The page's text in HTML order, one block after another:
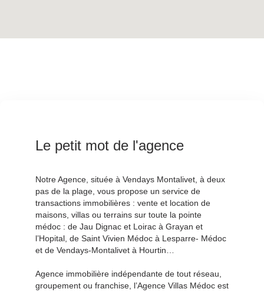
Le petit mot de l'agence
Notre Agence, située à Vendays Montalivet, à deux
pas de la plage, vous propose un service de
transactions immobilières : vente et location de
maisons, villas ou terrains sur toute la pointe
médoc : de Jau Dignac et Loirac à Grayan et
l’Hopital, de Saint Vivien Médoc à Lesparre- Médoc
et de Vendays-Montalivet à Hourtin…
Agence immobilière indépendante de tout réseau,
groupement ou franchise, l’Agence Villas Médoc est